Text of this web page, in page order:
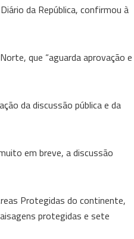
da República, confirmou à
que “aguarda aprovação e
da discussão pública e da
em breve, a discussão
Protegidas do continente,
protegidas e sete